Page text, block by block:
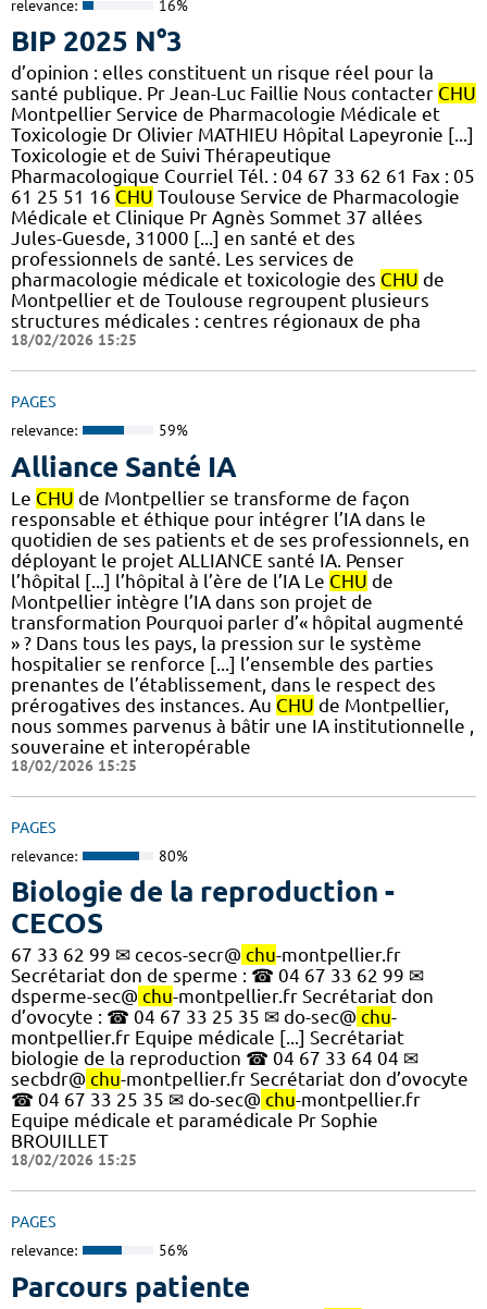
relevance: 16%
BIP 2025 N°3
d’opinion : elles constituent un risque réel pour la
santé publique. Pr Jean-Luc Faillie Nous contacter CHU
Montpellier Service de Pharmacologie Médicale et
Toxicologie Dr Olivier MATHIEU Hôpital Lapeyronie [...]
Toxicologie et de Suivi Thérapeutique
Pharmacologique Courriel Tél. : 04 67 33 62 61 Fax : 05
61 25 51 16 CHU Toulouse Service de Pharmacologie
Médicale et Clinique Pr Agnès Sommet 37 allées
Jules-Guesde, 31000 [...] en santé et des
professionnels de santé. Les services de
pharmacologie médicale et toxicologie des CHU de
Montpellier et de Toulouse regroupent plusieurs
structures médicales : centres régionaux de pha
18/02/2026 15:25
PAGES
relevance: 59%
Alliance Santé IA
Le CHU de Montpellier se transforme de façon
responsable et éthique pour intégrer l’IA dans le
quotidien de ses patients et de ses professionnels, en
déployant le projet ALLIANCE santé IA. Penser
l’hôpital [...] l’hôpital à l’ère de l’IA Le CHU de
Montpellier intègre l’IA dans son projet de
transformation Pourquoi parler d’« hôpital augmenté
» ? Dans tous les pays, la pression sur le système
hospitalier se renforce [...] l’ensemble des parties
prenantes de l’établissement, dans le respect des
prérogatives des instances. Au CHU de Montpellier,
nous sommes parvenus à bâtir une IA institutionnelle ,
souveraine et interopérable
18/02/2026 15:25
PAGES
relevance: 80%
Biologie de la reproduction -
CECOS
67 33 62 99 ✉ cecos-secr@ chu-montpellier.fr
Secrétariat don de sperme : ☎ 04 67 33 62 99 ✉
dsperme-sec@ chu-montpellier.fr Secrétariat don
d’ovocyte : ☎ 04 67 33 25 35 ✉ do-sec@ chu-
montpellier.fr Equipe médicale [...] Secrétariat
biologie de la reproduction ☎ 04 67 33 64 04 ✉
secbdr@ chu-montpellier.fr Secrétariat don d’ovocyte
☎ 04 67 33 25 35 ✉ do-sec@ chu-montpellier.fr
Equipe médicale et paramédicale Pr Sophie
BROUILLET
18/02/2026 15:25
PAGES
relevance: 56%
Parcours patiente